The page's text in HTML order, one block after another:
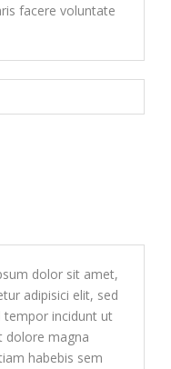
facere voluntate
dolor sit amet,
adipisici elit, sed
tempor incidunt ut
dolore magna
habebis sem